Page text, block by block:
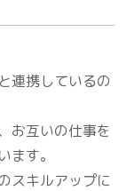
連携しているの
お互いの仕事を
ます。
スキルアップに